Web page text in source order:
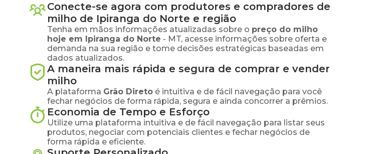
Conecte-se agora com produtores e compradores de
milho de Ipiranga do Norte e região
Tenha em mãos informações atualizadas sobre o preço do milho
hoje em Ipiranga do Norte - MT, acesse informações sobre oferta e
demanda na sua região e tome decisões estratégicas baseadas em
dados atualizados.
A maneira mais rápida e segura de comprar e vender
milho
A plataforma Grão Direto é intuitiva e de fácil navegação para você
fechar negócios de forma rápida, segura e ainda concorrer a prêmios.
Economia de Tempo e Esforço
Utilize uma plataforma intuitiva e de fácil navegação para listar seus
produtos, negociar com potenciais clientes e fechar negócios de
forma rápida e eficiente.